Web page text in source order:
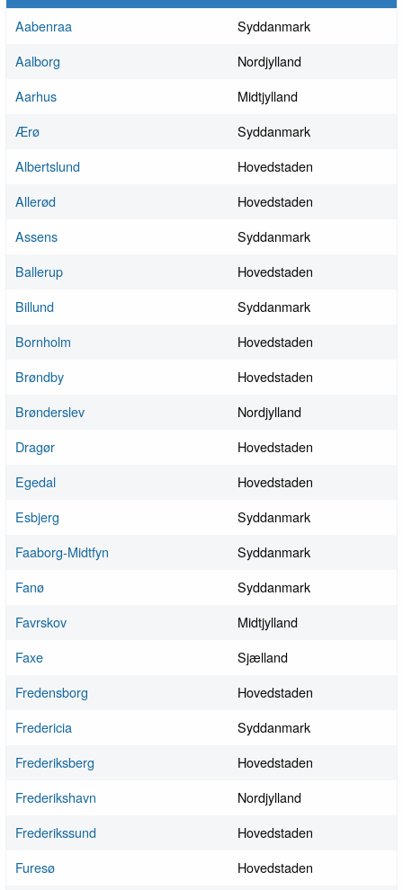
Aabenraa
Syddanmark
Aalborg
Nordjylland
Aarhus
Midtjylland
Ærø
Syddanmark
Albertslund
Hovedstaden
Allerød
Hovedstaden
Assens
Syddanmark
Ballerup
Hovedstaden
Billund
Syddanmark
Bornholm
Hovedstaden
Brøndby
Hovedstaden
Brønderslev
Nordjylland
Dragør
Hovedstaden
Egedal
Hovedstaden
Esbjerg
Syddanmark
Faaborg-Midtfyn
Syddanmark
Fanø
Syddanmark
Favrskov
Midtjylland
Faxe
Sjælland
Fredensborg
Hovedstaden
Fredericia
Syddanmark
Frederiksberg
Hovedstaden
Frederikshavn
Nordjylland
Frederikssund
Hovedstaden
Furesø
Hovedstaden